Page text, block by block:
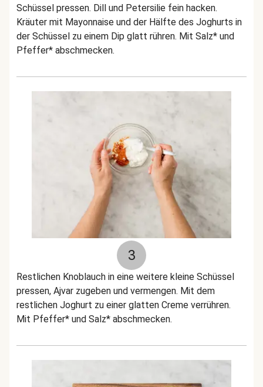
Schüssel pressen. Dill und Petersilie fein hacken.
Kräuter mit Mayonnaise und der Hälfte des Joghurts in
der Schüssel zu einem Dip glatt rühren. Mit Salz* und
Pfeffer* abschmecken.
3
Restlichen Knoblauch in eine weitere kleine Schüssel
pressen, Ajvar zugeben und vermengen. Mit dem
restlichen Joghurt zu einer glatten Creme verrühren.
Mit Pfeffer* und Salz* abschmecken.